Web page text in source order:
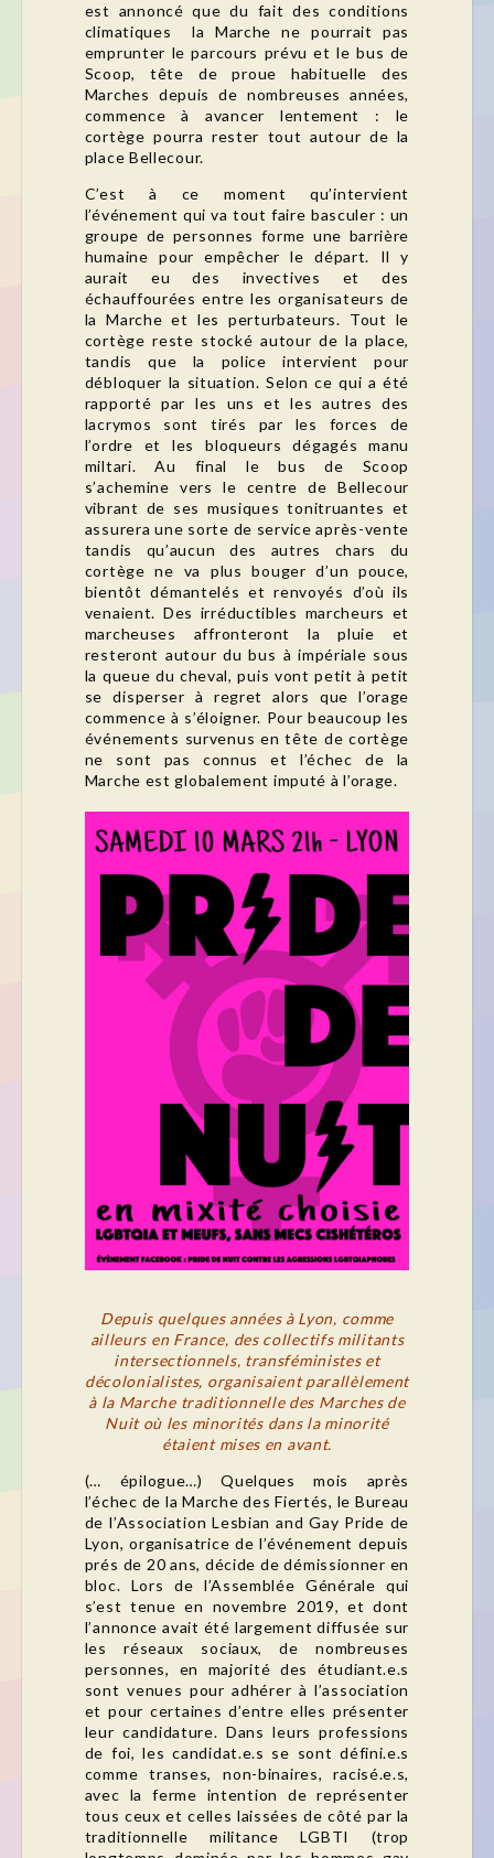
est annoncé que du fait des conditions
climatiques la Marche ne pourrait pas
emprunter le parcours prévu et le bus de
Scoop, tête de proue habituelle des
Marches depuis de nombreuses années,
commence à avancer lentement : le
cortège pourra rester tout autour de la
place Bellecour.
C’est à ce moment qu’intervient
l’événement qui va tout faire basculer : un
groupe de personnes forme une barrière
humaine pour empêcher le départ. Il y
aurait eu des invectives et des
échauffourées entre les organisateurs de
la Marche et les perturbateurs. Tout le
cortège reste stocké autour de la place,
tandis que la police intervient pour
débloquer la situation. Selon ce qui a été
rapporté par les uns et les autres des
lacrymos sont tirés par les forces de
l’ordre et les bloqueurs dégagés manu
miltari. Au final le bus de Scoop
s’achemine vers le centre de Bellecour
vibrant de ses musiques tonitruantes et
assurera une sorte de service après-vente
tandis qu’aucun des autres chars du
cortège ne va plus bouger d’un pouce,
bientôt démantelés et renvoyés d’où ils
venaient. Des irréductibles marcheurs et
marcheuses affronteront la pluie et
resteront autour du bus à impériale sous
la queue du cheval, puis vont petit à petit
se disperser à regret alors que l’orage
commence à s’éloigner. Pour beaucoup les
événements survenus en tête de cortège
ne sont pas connus et l’échec de la
Marche est globalement imputé à l’orage.
Depuis quelques années à Lyon, comme
ailleurs en France, des collectifs militants
intersectionnels, transféministes et
décolonialistes, organisaient parallèlement
à la Marche traditionnelle des Marches de
Nuit où les minorités dans la minorité
étaient mises en avant.
(… épilogue…) Quelques mois après
l’échec de la Marche des Fiertés, le Bureau
de l’Association Lesbian and Gay Pride de
Lyon, organisatrice de l’événement depuis
prés de 20 ans, décide de démissionner en
bloc. Lors de l’Assemblée Générale qui
s’est tenue en novembre 2019, et dont
l’annonce avait été largement diffusée sur
les réseaux sociaux, de nombreuses
personnes, en majorité des étudiant.e.s
sont venues pour adhérer à l’association
et pour certaines d’entre elles présenter
leur candidature. Dans leurs professions
de foi, les candidat.e.s se sont défini.e.s
comme transes, non-binaires, racisé.e.s,
avec la ferme intention de représenter
tous ceux et celles laissées de côté par la
traditionnelle militance LGBTI (trop